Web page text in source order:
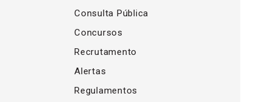
Consulta Pública
Concursos
Recrutamento
Alertas
Regulamentos